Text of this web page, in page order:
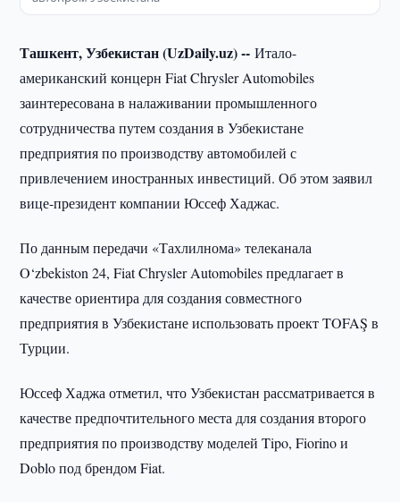
Ташкент, Узбекистан (UzDaily.uz) --Итало-
американский концерн Fiat Chrysler Automobiles
заинтересована в налаживании промышленного
сотрудничества путем создания в Узбекистане
предприятия по производству автомобилей с
привлечением иностранных инвестиций. Об этом заявил
вице-президент компании Юссеф Хаджас.
По данным передачи «Тахлилнома» телеканала
O‘zbekiston 24, Fiat Chrysler Automobiles предлагает в
качестве ориентира для создания совместного
предприятия в Узбекистане использовать проект TOFAŞ в
Турции.
Юссеф Хаджа отметил, что Узбекистан рассматривается в
качестве предпочтительного места для создания второго
предприятия по производству моделей Tipo, Fiorino и
Doblo под брендом Fiat.